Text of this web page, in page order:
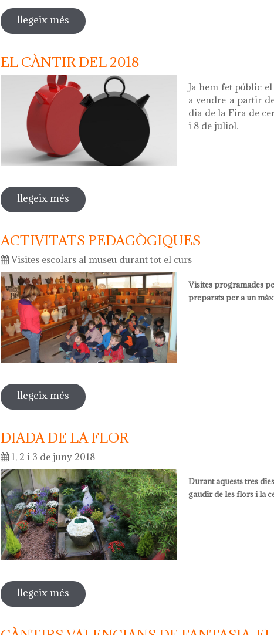
llegeix més sobre presentació del llibre "a l'ombra de
EL CÀNTIR DEL 2018
Ja hem fet públic
a vendre a partir
dia de la Fira de
i 8 de juliol.
llegeix més sobre el càntir del 2018
ACTIVITATS PEDAGÒGIQUES
Visites escolars al museu durant tot el curs
Visites programades
preparats per a un
llegeix més sobre activitats pedagògiques
DIADA DE LA FLOR
1, 2 i 3 de juny 2018
Durant aquests tres
gaudir de les flors i la
llegeix més sobre diada de la flor